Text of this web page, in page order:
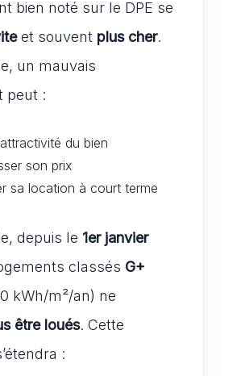
bien noté sur le DPE se
et souvent plus cher.
un mauvais
peut :
du bien
son prix
sa location à court terme
depuis le 1er janvier
classés G+
kWh/m²/an) ne
être loués. Cette
: